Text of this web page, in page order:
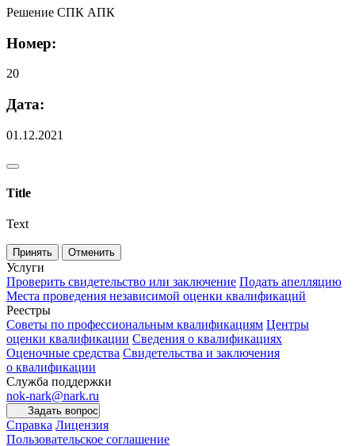
Решение СПК АПК
Номер:
20
Дата:
01.12.2021
Title
Text
Принять Отменить
Услуги
Проверить свидетельство или заключение Подать апелляцию
Места проведения независимой оценки квалификаций
Реестры
Советы по профессиональным квалификациям Центры
оценки квалификации Сведения о квалификациях
Оценочные средства Свидетельства и заключения
о квалификации
Служба поддержки
nok-nark@nark.ru
Задать вопрос
Справка Лицензия
Пользовательское соглашение